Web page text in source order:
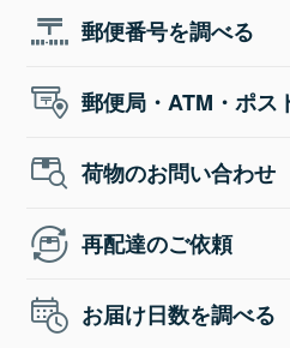
郵便番号を調べる
郵便局・ATM・ポス
荷物のお問い合わせ
再配達のご依頼
お届け日数を調べる